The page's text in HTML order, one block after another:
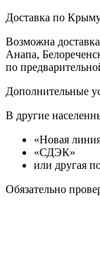
Доставка по
Возможна
Анапа,
по
Дополнительные
В другие
«Новая
«СДЭК»
или другая
Обязательно